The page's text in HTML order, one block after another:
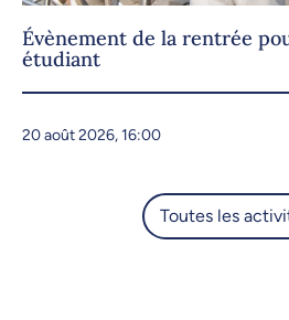
Évènement de la rentrée
étudiant
20 août 2026, 16:00
Toutes les